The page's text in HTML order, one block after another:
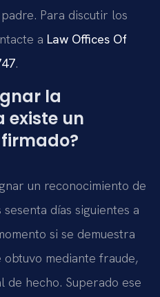
Para discutir los
a Law Offices Of
.
la
existe un
un reconocimiento de
días siguientes a
si se demuestra
mediante fraude,
hecho. Superado ese